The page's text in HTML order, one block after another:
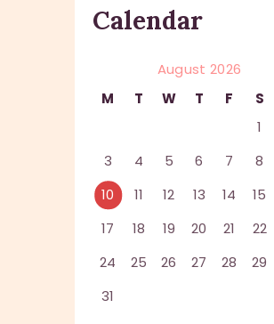
Calendar
August 2026
M
T W T F S
1
3
4 5 6 7 8
10
11 12 13 14 15
17
18 19 20 21 22
24
25 26 27 28 29
31